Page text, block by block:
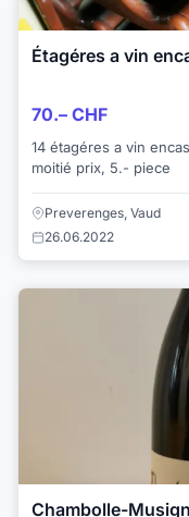
Étagéres a vin
70.– CHF
14 étagéres a vin
moitié prix, 5.- piece
Preverenges, Vaud
26.06.2022
Chambolle-